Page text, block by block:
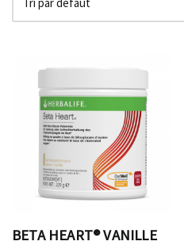
BETA HEART® VANILLE